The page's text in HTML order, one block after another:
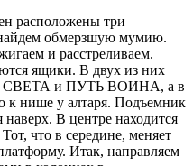
расположены три
обмерзшую мумию.
и расстреливаем.
ящики. В двух из них
СВЕТА и ПУТЬ ВОИНА, а в
к нише у алтаря. Подъемник
В центре находится
что в середине, меняет
Итак, направляем